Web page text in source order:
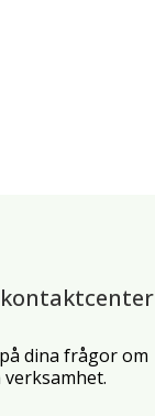
dina frågor om